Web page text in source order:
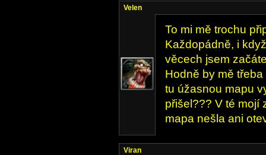
Velen
To mi mě trochu
Každopádně, i
věcech jsem
Hodně by mě
tu úžasnou mapu
přišel??? V té mojí
mapa nešla ani
Viran